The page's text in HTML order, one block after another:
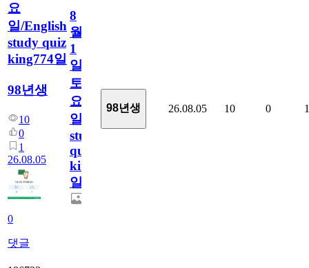
요
일/English
study quiz
king774일
98년생
10
0
1
26.08.05
0
댓글
8
월
1
일
토
요
일/English
study
quiz
king774
일
98년생 26.08.05 10 0 1